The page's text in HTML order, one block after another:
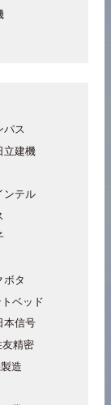
パス
立建機
ンテル
ボタ
ベッド
本信号
友精密
造